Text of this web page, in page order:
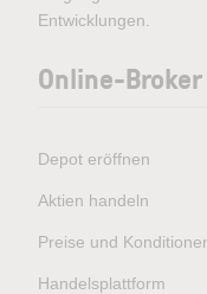
Entwicklungen.
Online-Broker
Depot eröffnen
Aktien handeln
Preise und
Handelsplattform